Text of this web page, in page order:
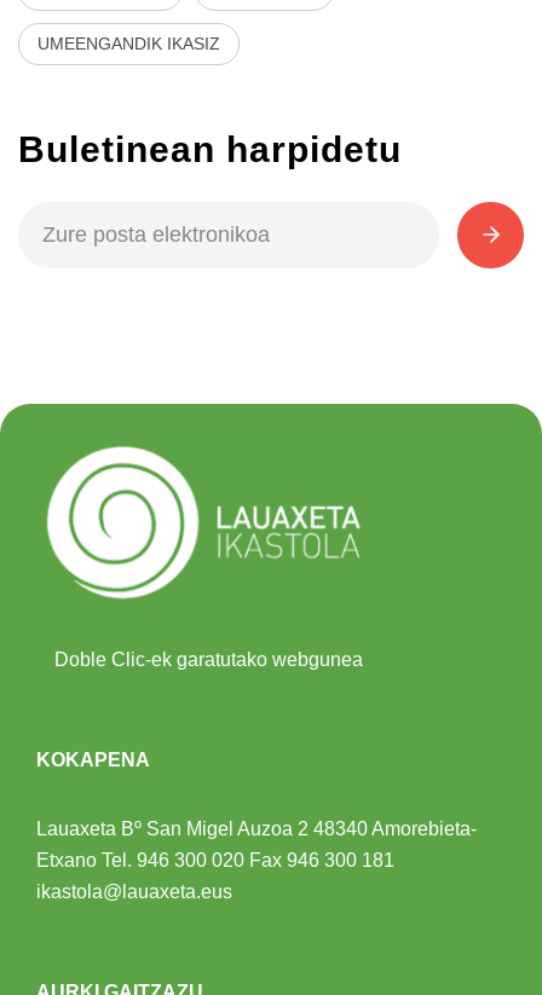
UMEENGANDIK IKASIZ
Buletinean harpidetu
Doble Clic-ek garatutako webgunea
KOKAPENA
Lauaxeta Bº San Migel Auzoa 2 48340 Amorebieta-
Etxano Tel. 946 300 020 Fax 946 300 181
ikastola@lauaxeta.eus